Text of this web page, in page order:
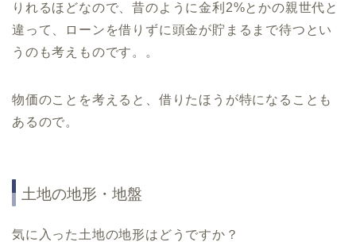
りれるほどなので、昔のように金利2%とかの親世代と
違って、ローンを借りずに頭金が貯まるまで待つとい
うのも考えものです。。
物価のことを考えると、借りたほうが特になることも
あるので。
土地の地形・地盤
気に入った土地の地形はどうですか？